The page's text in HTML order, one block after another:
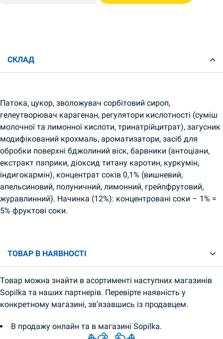
СКЛАД
Патока, цукор, зволожувач сорбітовий сироп,
гелеутворювач карагенан, регулятори кислотності (суміш
молочної та лимонної кислоти, тринатрійцитрат), загусник
модифікований крохмаль, ароматизатори, засіб для
обробки поверхні бджолиний віск, барвники (антоціани,
екстракт паприки, діоксид титану каротин, куркумін,
індигокармін), концентрат соків 0,1% (вишневий,
апельсиновий, полуничний, лимонний, грейпфрутовий,
журавлинний). Начинка (12%): концентровані соки – 1% =
5% фруктові соки.
ТОВАР В НАЯВНОСТІ
Товар можна знайти в асортименті наступних магазинів
Sopilka та наших партнерів. Перевірте наявність у
конкретному магазині, зв’язавшись із продавцем.
В продажу онлайн та в магазині Sopilka.